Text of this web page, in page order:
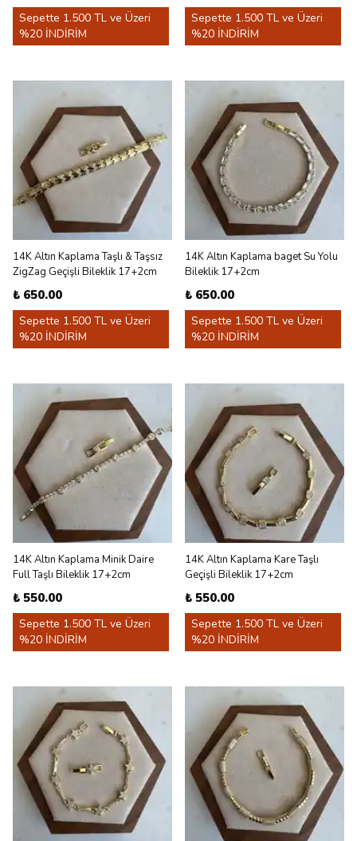
Sepette 1.500 TL ve Üzeri
%20 İNDİRİM
Sepette 1.500 TL ve Üzeri
%20 İNDİRİM
14K Altın Kaplama Taşlı & Taşsız
ZigZag Geçişli Bileklik 17+2cm
₺ 650.00
Sepette 1.500 TL ve Üzeri
%20 İNDİRİM
14K Altın Kaplama baget Su Yolu
Bileklik 17+2cm
₺ 650.00
Sepette 1.500 TL ve Üzeri
%20 İNDİRİM
14K Altın Kaplama Minik Daire
Full Taşlı Bileklik 17+2cm
₺ 550.00
Sepette 1.500 TL ve Üzeri
%20 İNDİRİM
14K Altın Kaplama Kare Taşlı
Geçişli Bileklik 17+2cm
₺ 550.00
Sepette 1.500 TL ve Üzeri
%20 İNDİRİM